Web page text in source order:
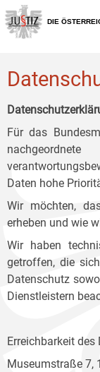
Zur
Hauptnavigation
[1]
Zum
Inhalt
[2]
Zum
Untermenü
[3]
DIE
Für das
Daten hohe
Wir möchten,
erheben und wie
Wir haben
getroffen, die
Datenschutz
Dienstleistern
Erreichbarkeit
Museumstraße 7,